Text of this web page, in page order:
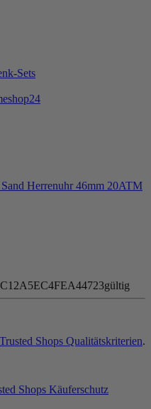
Sets
Herrenuhr 46mm 20ATM
gültig
Trusted Shops Qualitätskriterien.
Shops Käuferschutz